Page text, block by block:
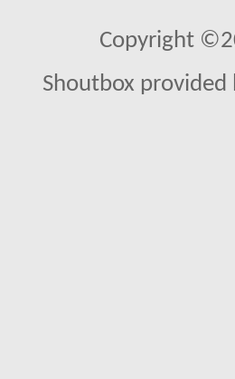
Copyright
Shoutbox provided